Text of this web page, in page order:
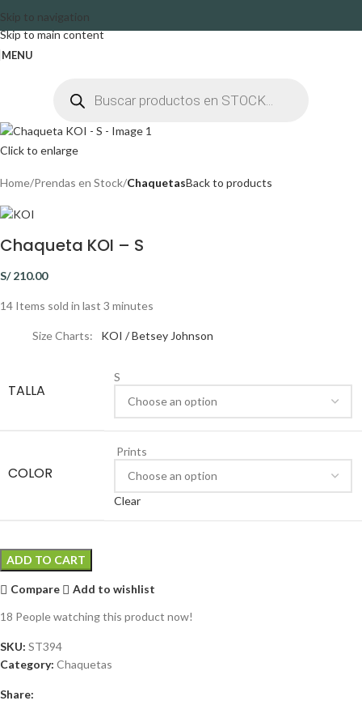
Skip to navigation
Skip to main content
MENU
Click to enlarge
Home Prendas en Stock ChaquetasBack to products
Chaqueta KOI – S
S/210.00
14 Items sold in last 3 minutes
Size Charts KOI / Betsey Johnson
TALLA
S
COLOR
Prints
Clear
ADD TO CART
Compare
Add to wishlist
18 People watching this product now!
SKU: ST394
Category: Chaquetas
Share: